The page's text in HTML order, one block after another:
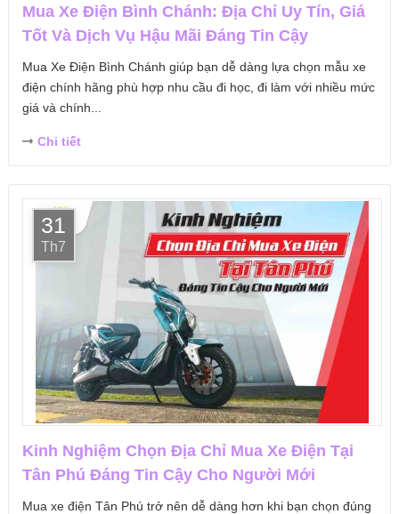
Mua Xe Điện Bình Chánh: Địa Chỉ Uy Tín, Giá
Tốt Và Dịch Vụ Hậu Mãi Đáng Tin Cậy
Mua Xe Điện Bình Chánh giúp bạn dễ dàng lựa chọn mẫu xe
điện chính hãng phù hợp nhu cầu đi học, đi làm với nhiều mức
giá và chính...
Chi tiết
31
Th7
Kinh Nghiệm Chọn Địa Chỉ Mua Xe Điện Tại
Tân Phú Đáng Tin Cậy Cho Người Mới
Mua xe điện Tân Phú trở nên dễ dàng hơn khi bạn chọn đúng